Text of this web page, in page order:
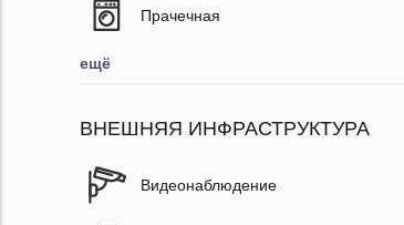
Прачечная
ещё
ВНЕШНЯЯ ИНФРАСТРУКТУРА
Видеонаблюдение